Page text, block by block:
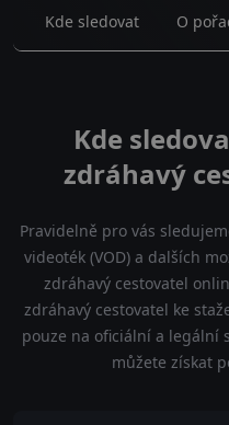
Kde sledovat O
Kde
zdráhavý
Pravidelně pro vás
videoték (VOD) a dalších
zdráhavý cestovatel
zdráhavý cestovatel ke
pouze na oficiální a legální
můžete získat